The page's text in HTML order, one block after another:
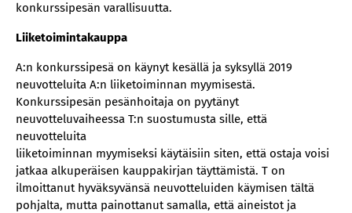
konkurssipesän varallisuutta.
Liiketoimintakauppa
A:n konkurssipesä on käynyt kesällä ja syksyllä 2019
neuvotteluita A:n liiketoiminnan myymisestä.
Konkurssipesän pesänhoitaja on pyytänyt
neuvotteluvaiheessa T:n suostumusta sille, että
neuvotteluita
liiketoiminnan myymiseksi käytäisiin siten, että ostaja voisi
jatkaa alkuperäisen kauppakirjan täyttämistä. T on
ilmoittanut hyväksyvänsä neuvotteluiden käymisen tältä
pohjalta, mutta painottanut samalla, että aineistot ja